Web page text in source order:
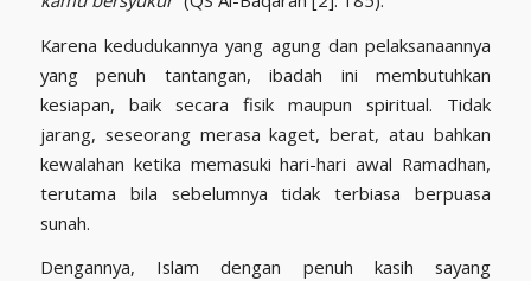
Karena kedudukannya yang agung dan pelaksanaannya
yang penuh tantangan, ibadah ini membutuhkan
kesiapan, baik secara fisik maupun spiritual. Tidak
jarang, seseorang merasa kaget, berat, atau bahkan
kewalahan ketika memasuki hari-hari awal Ramadhan,
terutama bila sebelumnya tidak terbiasa berpuasa
sunah.
Dengannya, Islam dengan penuh kasih sayang